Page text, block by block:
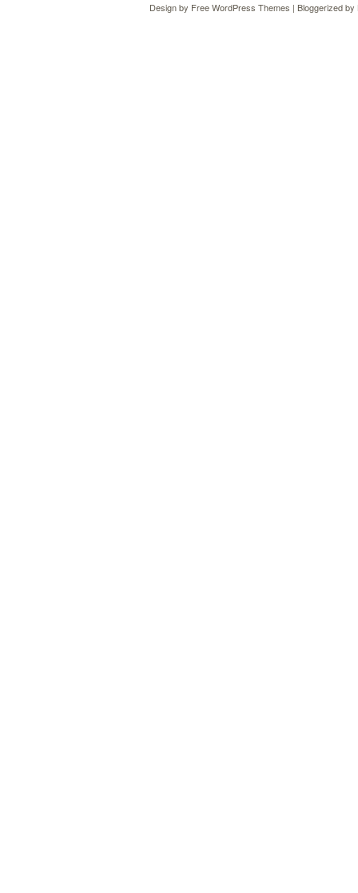
Design by Free WordPress Themes | Bloggerized by